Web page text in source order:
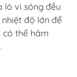
lò vi sóng đều
độ lớn để
có thể hâm